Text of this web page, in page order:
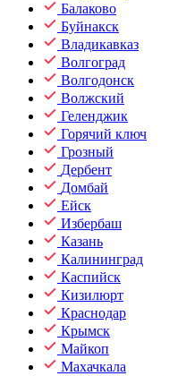
Балаково
Буйнакск
Владикавказ
Волгоград
Волгодонск
Волжский
Геленджик
Горячий ключ
Грозный
Дербент
Домбай
Ейск
Избербаш
Казань
Калининград
Каспийск
Кизилюрт
Краснодар
Крымск
Майкоп
Махачкала